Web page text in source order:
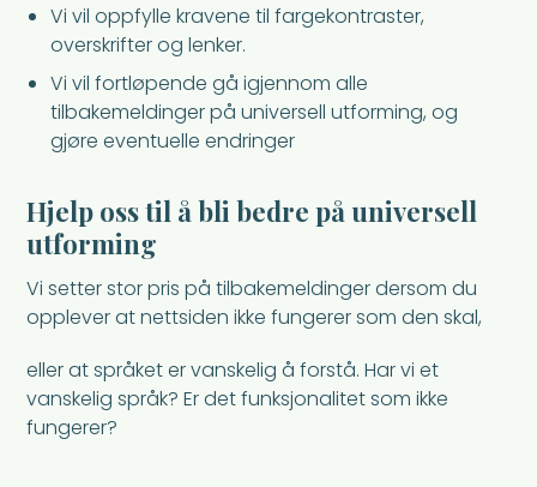
Vi vil oppfylle kravene til fargekontraster,
overskrifter og lenker.
Vi vil fortløpende gå igjennom alle
tilbakemeldinger på universell utforming, og
gjøre eventuelle endringer
Hjelp oss til å bli bedre på universell
utforming
Vi setter stor pris på tilbakemeldinger dersom du
opplever at nettsiden ikke fungerer som den skal,
eller at språket er vanskelig å forstå. Har vi et
vanskelig språk? Er det funksjonalitet som ikke
fungerer?